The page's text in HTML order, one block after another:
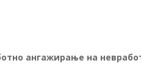
ангажирање на